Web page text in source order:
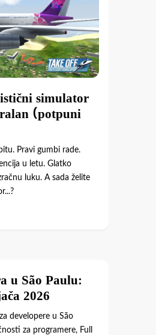
simulator
(potpuni
Pravi gumbi rade.
u letu. Glatko
luku. A sada želite
u São Paulu:
2026
developere u São
za programere, Full